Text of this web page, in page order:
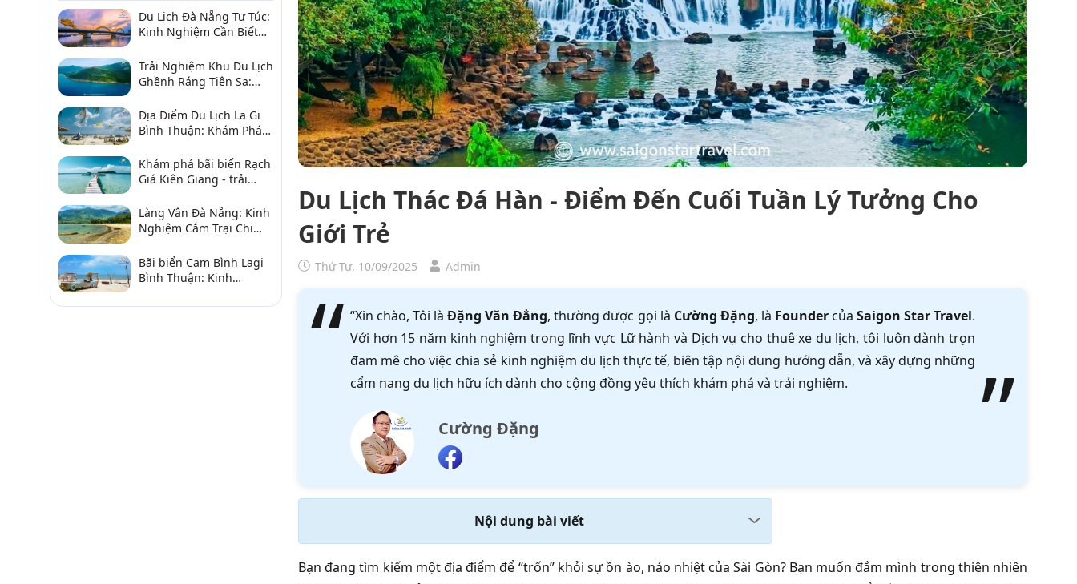
Du Lịch Thác Đá Hàn - Điểm Đến Cuối Tuần Lý Tưởng Cho
Giới Trẻ
Thứ Tư, 10/09/2025 Admin
“Xin chào, Tôi làĐặng Văn Đẳng, thường được gọi là Cường Đặng, là Foundercủa Saigon Star Travel.
Với hơn 15 năm kinh nghiệm trong lĩnh vực Lữ hành và Dịch vụ cho thuê xe du lịch, tôi luôn dành trọn
đam mê cho việc chia sẻ kinh nghiệm du lịch thực tế, biên tập nội dung hướng dẫn, và xây dựng những
cẩm nang du lịch hữu ích dành cho cộng đồng yêu thích khám phá và trải nghiệm.
Cường Đặng
Nội dung bài viết
Bạn đang tìm kiếm một địa điểm để “trốn” khỏi sự ồn ào, náo nhiệt của Sài Gòn? Bạn muốn đắm mình trong thiên nhiên
Du Lịch Đà Nẵng Tự Túc:
Kinh Nghiệm Cần Biết
Vời
Trải Nghiệm Khu Du Lịch
Ghềnh Ráng Tiên Sa:
Qua
Địa Điểm Du Lịch La Gi
Bình Thuận: Khám Phá 6
2026
Khám phá bãi biển Rạch
Giá Kiên Giang - trải
Làng Vân Đà Nẵng: Kinh
Nghiệm Cắm Trại Chi
Bãi biển Cam Bình Lagi
Bình Thuận: Kinh
sản, điểm gần